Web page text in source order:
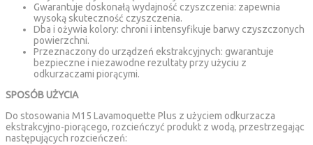
Gwarantuje doskonałą wydajność czyszczenia: zapewnia
wysoką skuteczność czyszczenia.
Dba i ożywia kolory: chroni i intensyfikuje barwy czyszczonych
powierzchni.
Przeznaczony do urządzeń ekstrakcyjnych: gwarantuje
bezpieczne i niezawodne rezultaty przy użyciu z
odkurzaczami piorącymi.
SPOSÓB UŻYCIA
Do stosowania M15 Lavamoquette Plus z użyciem odkurzacza
ekstrakcyjno-piorącego, rozcieńczyć produkt z wodą, przestrzegając
następujących rozcieńczeń: